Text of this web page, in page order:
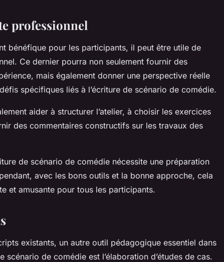
professionnel
bénéfique pour les participants, il peut être utile de
Ce dernier pourra non seulement fournir des
mais également donner une perspective réelle
spécifiques liés à l’écriture de scénario de comédie.
aider à structurer l’atelier, à choisir les exercices
des commentaires constructifs sur les travaux des
de scénario de comédie nécessite une préparation
avec les bons outils et la bonne approche, cela
et amusante pour tous les participants.
existants, un autre outil pédagogique essentiel dans
scénario de comédie est l’élaboration d’études de cas.